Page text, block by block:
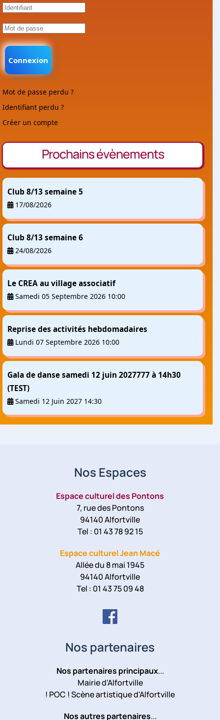
Connexion
Mot de passe perdu ?
Identifiant perdu ?
Créer un compte
Prochains évènements
Club 8/13 semaine 5
17/08/2026
Club 8/13 semaine 6
24/08/2026
Le CREA au village associatif
Samedi 05 Septembre 2026 10:00
Reprise des activités hebdomadaires
Lundi 07 Septembre 2026 10:00
Gala de danse samedi 12 juin 2027777 à 14h30
(TEST)
Samedi 12 Juin 2027 14:30
Nos Espaces
Espace culturel des Pontons
7, rue des Pontons
94140 Alfortville
Tel : 01 43 78 92 15
Espace culturel Jean Macé
Allée du 8 mai 1945
94140 Alfortville
Tel : 01 43 75 09 48
Nos partenaires
Nos partenaires principaux...
Mairie d'Alfortville
! POC ! Scène artistique d'Alfortville
Nos autres partenaires...